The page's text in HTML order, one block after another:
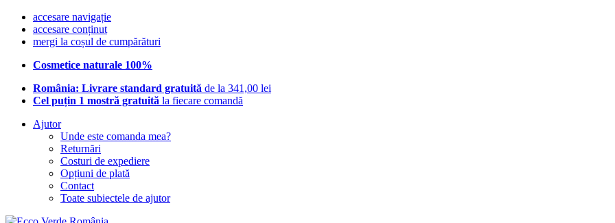
accesare navigație
accesare conținut
mergi la coșul de cumpărături
Cosmetice naturale 100%
România: Livrare standard gratuită de la 341,00 lei
Cel puțin 1 mostră gratuită la fiecare comandă
Ajutor
Unde este comanda mea?
Returnări
Costuri de expediere
Opțiuni de plată
Contact
Toate subiectele de ajutor